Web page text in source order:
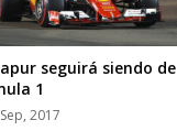
seguirá siendo de
1
2017